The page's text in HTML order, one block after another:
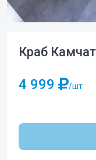
Краб
4 999 /шт